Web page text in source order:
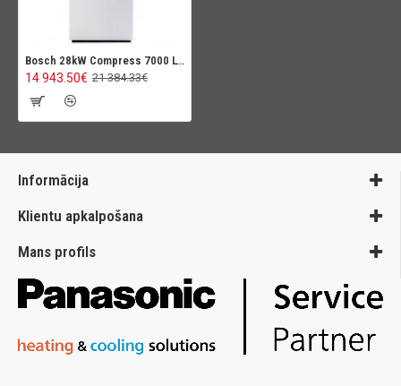
Bosch 28kW Compress 7000 LW
14 943.50€ 21 384.33€
Informācija
Klientu apkalpošana
Mans profils